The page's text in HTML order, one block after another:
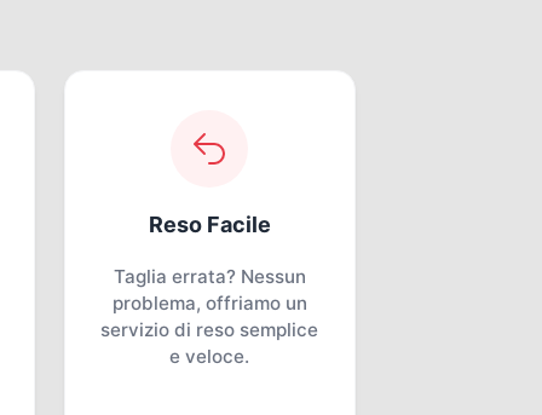
Reso Facile
Taglia errata? Nessun
problema, offriamo un
servizio di reso semplice
e veloce.